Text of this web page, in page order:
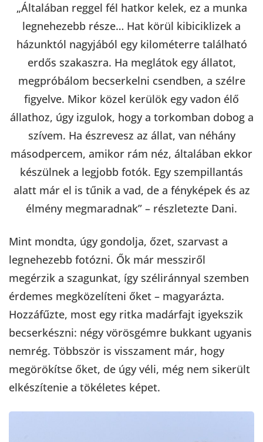
„Általában reggel fél hatkor kelek, ez a munka
legnehezebb része… Hat körül kibiciklizek a
házunktól nagyjából egy kilométerre található
erdős szakaszra. Ha meglátok egy állatot,
megpróbálom becserkelni csendben, a szélre
figyelve. Mikor közel kerülök egy vadon élő
állathoz, úgy izgulok, hogy a torkomban dobog a
szívem. Ha észrevesz az állat, van néhány
másodpercem, amikor rám néz, általában ekkor
készülnek a legjobb fotók. Egy szempillantás
alatt már el is tűnik a vad, de a fényképek és az
élmény megmaradnak” – részletezte Dani.
Mint mondta, úgy gondolja, őzet, szarvast a
legnehezebb fotózni. Ők már messziről
megérzik a szagunkat, így széliránnyal szemben
érdemes megközelíteni őket – magyarázta.
Hozzáfűzte, most egy ritka madárfajt igyekszik
becserkészni: négy vörösgémre bukkant ugyanis
nemrég. Többször is visszament már, hogy
megörökítse őket, de úgy véli, még nem sikerült
elkészítenie a tökéletes képet.